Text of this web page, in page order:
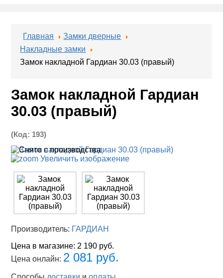
Главная
Замки дверные
Накладные замки
Замок накладной Гардиан 30.03 (правый)
Замок накладной Гардиан
30.03 (правый)
(Код: 193)
Увеличить изображение
Производитель: ГАРДИАН
Цена в магазине: 2 190 руб.
Цена онлайн: 2 081 руб.